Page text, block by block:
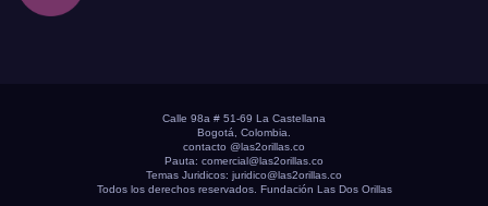
Calle 98a # 51-69 La Castellana
Bogotá, Colombia.
contacto @las2orillas.co
Pauta: comercial@las2orillas.co
Temas Juridicos: juridico@las2orillas.co
Todos los derechos reservados. Fundación Las Dos Orillas